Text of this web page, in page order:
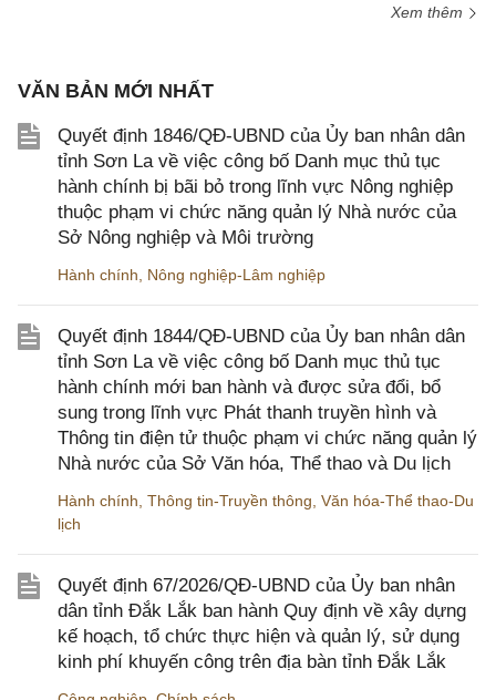
Xem thêm
VĂN BẢN MỚI NHẤT
Quyết định 1846/QĐ-UBND của Ủy ban nhân dân
tỉnh Sơn La về việc công bố Danh mục thủ tục
hành chính bị bãi bỏ trong lĩnh vực Nông nghiệp
thuộc phạm vi chức năng quản lý Nhà nước của
Sở Nông nghiệp và Môi trường
Hành chính Nông nghiệp-Lâm nghiệp
Quyết định 1844/QĐ-UBND của Ủy ban nhân dân
tỉnh Sơn La về việc công bố Danh mục thủ tục
hành chính mới ban hành và được sửa đổi, bổ
sung trong lĩnh vực Phát thanh truyền hình và
Thông tin điện tử thuộc phạm vi chức năng quản lý
Nhà nước của Sở Văn hóa, Thể thao và Du lịch
Hành chính Thông tin-Truyền thông Văn hóa-Thể thao-Du
lịch
Quyết định 67/2026/QĐ-UBND của Ủy ban nhân
dân tỉnh Đắk Lắk ban hành Quy định về xây dựng
kế hoạch, tổ chức thực hiện và quản lý, sử dụng
kinh phí khuyến công trên địa bàn tỉnh Đắk Lắk